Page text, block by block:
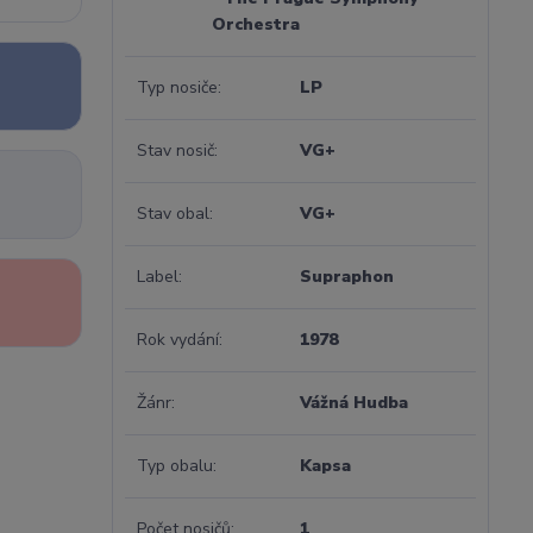
Orchestra
Typ nosiče LP
Stav nosič VG+
Stav obal VG+
Label Supraphon
Rok vydání 1978
Žánr Vážná Hudba
Typ obalu Kapsa